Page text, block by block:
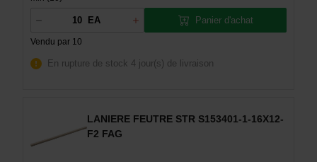
EA
Vendu par 10
Panier d'achat
En rupture de stock 4 jour(s) de livraison
LANIERE FEUTRE STR S153401-1-16X12-
F2 FAG